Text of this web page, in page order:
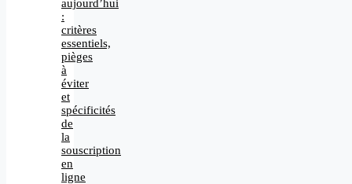
aujourd’hui
:
critères
essentiels,
pièges
à
éviter
et
spécificités
de
la
souscription
en
ligne